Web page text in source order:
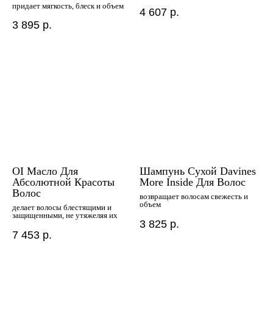
придает мягкость, блеск и объем
3 895 р.
4 607 р.
OI Масло Для
Абсолютной Красоты
Волос
делает волосы блестящими и
защищенными, не утяжеляя их
7 453 р.
Шампунь Сухой Davines
More Inside Для Волос
возвращает волосам свежесть и
объем
3 825 р.